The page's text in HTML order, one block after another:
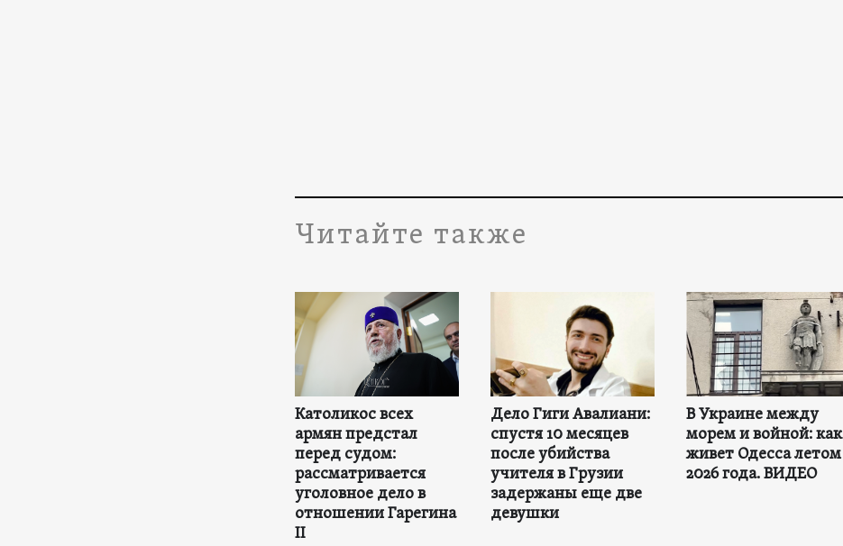
Читайте также
Католикос всех
армян предстал
перед судом:
рассматривается
уголовное дело в
отношении Гарегина
II
Дело Гиги Авалиани:
спустя 10 месяцев
после убийства
учителя в Грузии
задержаны еще две
девушки
В Украине между
морем и войной: как
живет Одесса летом
2026 года. ВИДЕО